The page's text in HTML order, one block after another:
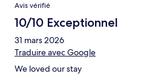
Avis vérifié
10/10 Exceptionnel
31 mars 2026
Traduire avec Google
We loved our stay